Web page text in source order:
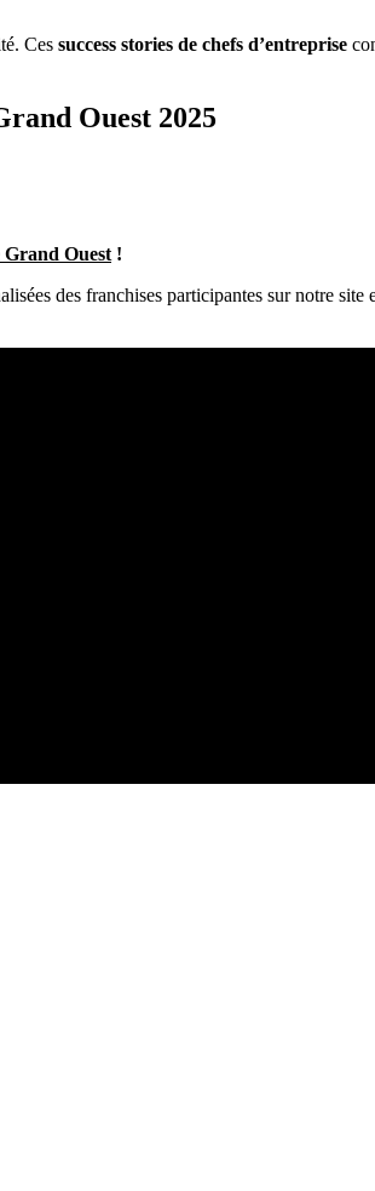
Ces success stories de chefs d’entreprise
Ouest 2025
Ouest !
des franchises participantes sur notre